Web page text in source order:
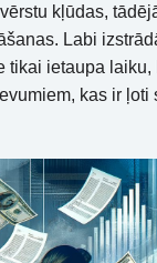
kļūdas,
Labi
tikai ietaupa
kas ir ļoti